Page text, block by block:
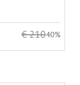
€ 21040%